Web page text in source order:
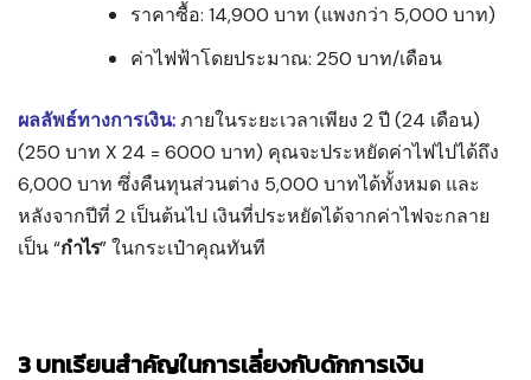
ราคาซื้อ: 14,900 บาท (แพงกว่า 5,000 บาท)
ค่าไฟฟ้าโดยประมาณ: 250 บาท/เดือน
ผลลัพธ์ทางการเงิน:ภายในระยะเวลาเพียง 2 ปี (24 เดือน)
(250 บาท X 24 = 6000 บาท) คุณจะประหยัดค่าไฟไปได้ถึง
6,000 บาท ซึ่งคืนทุนส่วนต่าง 5,000 บาทได้ทั้งหมด และ
หลังจากปีที่ 2 เป็นต้นไป เงินที่ประหยัดได้จากค่าไฟจะกลาย
เป็น “กำไร” ในกระเป๋าคุณทันที
3 บทเรียนสำคัญในการเลี่ยงกับดักการเงิน